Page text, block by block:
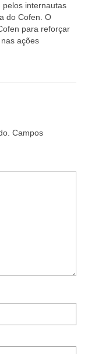
pelos internautas
do Cofen. O
para reforçar
ações
Campos